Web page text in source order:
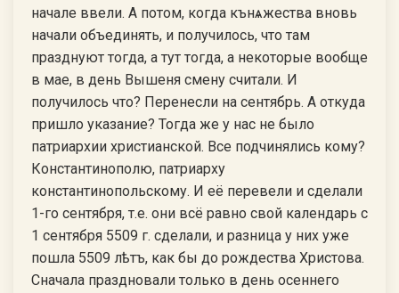
начале ввели. А потом, когда кънѧжества вновь
начали объединять, и получилось, что там
празднуют тогда, а тут тогда, а некоторые вообще
в мае, в день Вышеня смену считали. И
получилось что? Перенесли на сентябрь. А откуда
пришло указание? Тогда же у нас не было
патриархии христианской. Все подчинялись кому?
Константинополю, патриарху
константинопольскому. И её перевели и сделали
1-го сентября, т.е. они всё равно свой календарь с
1 сентября 5509 г. сделали, и разница у них уже
пошла 5509 лѣтъ, как бы до рождества Христова.
Сначала праздновали только в день осеннего